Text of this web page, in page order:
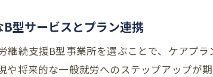
生活状況に合わ
パソコン作業も対
就労継続支援B
型サービスとプラン連携
継続支援B型事業所を選ぶことで、ケアプ
や将来的な一般就労へのステップアップが